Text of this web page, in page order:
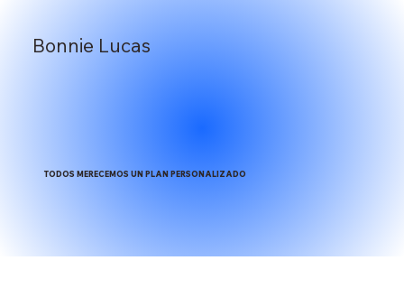
Bonnie Lucas
TODOS MERECEMOS UN PLAN PERSONALIZADO